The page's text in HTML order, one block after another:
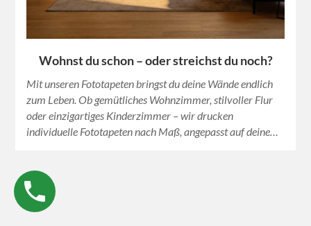
Wohnst du schon – oder streichst du noch?
Mit unseren Fototapeten bringst du deine Wände endlich
zum Leben. Ob gemütliches Wohnzimmer, stilvoller Flur
oder einzigartiges Kinderzimmer – wir drucken
individuelle Fototapeten nach Maß, angepasst auf deine…